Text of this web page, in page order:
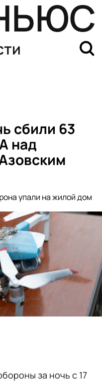
сбили 63
над
упали на жилой дом
за ночь с 17
Приволье в ДНР и